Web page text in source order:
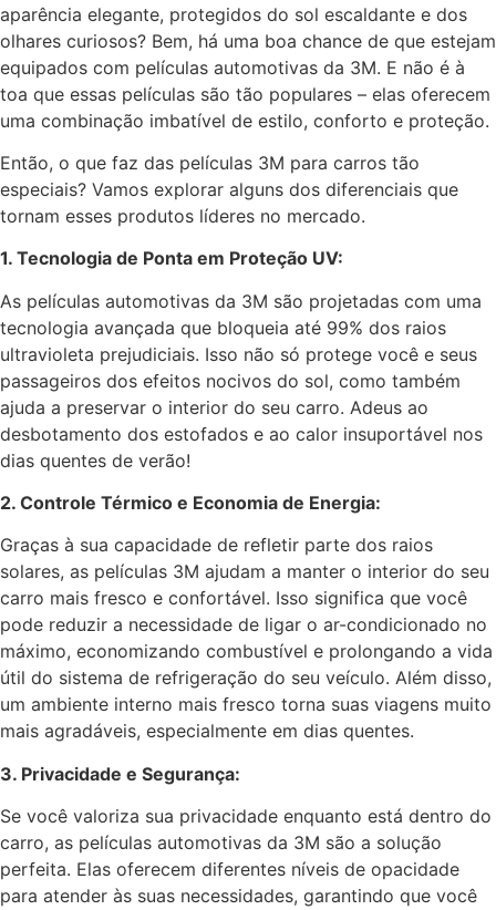
aparência elegante, protegidos do sol escaldante e dos
olhares curiosos? Bem, há uma boa chance de que estejam
equipados com películas automotivas da 3M. E não é à
toa que essas películas são tão populares – elas oferecem
uma combinação imbatível de estilo, conforto e proteção.
Então, o que faz das películas 3M para carros tão
especiais? Vamos explorar alguns dos diferenciais que
tornam esses produtos líderes no mercado.
1. Tecnologia de Ponta em Proteção UV:
As películas automotivas da 3M são projetadas com uma
tecnologia avançada que bloqueia até 99% dos raios
ultravioleta prejudiciais. Isso não só protege você e seus
passageiros dos efeitos nocivos do sol, como também
ajuda a preservar o interior do seu carro. Adeus ao
desbotamento dos estofados e ao calor insuportável nos
dias quentes de verão!
2. Controle Térmico e Economia de Energia:
Graças à sua capacidade de refletir parte dos raios
solares, as películas 3M ajudam a manter o interior do seu
carro mais fresco e confortável. Isso significa que você
pode reduzir a necessidade de ligar o ar-condicionado no
máximo, economizando combustível e prolongando a vida
útil do sistema de refrigeração do seu veículo. Além disso,
um ambiente interno mais fresco torna suas viagens muito
mais agradáveis, especialmente em dias quentes.
3. Privacidade e Segurança:
Se você valoriza sua privacidade enquanto está dentro do
carro, as películas automotivas da 3M são a solução
perfeita. Elas oferecem diferentes níveis de opacidade
para atender às suas necessidades, garantindo que você